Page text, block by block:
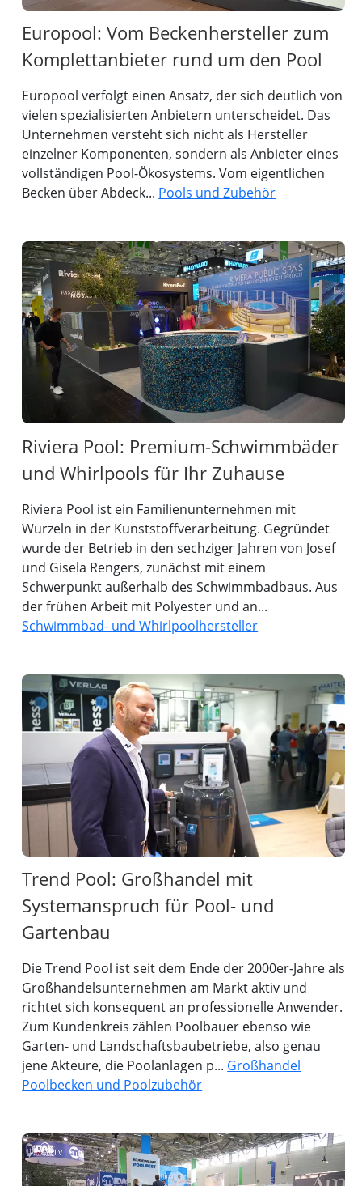
Europool: Vom Beckenhersteller zum
Komplettanbieter rund um den Pool
Europool verfolgt einen Ansatz, der sich deutlich von
vielen spezialisierten Anbietern unterscheidet. Das
Unternehmen versteht sich nicht als Hersteller
einzelner Komponenten, sondern als Anbieter eines
vollständigen Pool-Ökosystems. Vom eigentlichen
Becken über Abdeck... Pools und Zubehör
Riviera Pool: Premium-Schwimmbäder
und Whirlpools für Ihr Zuhause
Riviera Pool ist ein Familienunternehmen mit
Wurzeln in der Kunststoffverarbeitung. Gegründet
wurde der Betrieb in den sechziger Jahren von Josef
und Gisela Rengers, zunächst mit einem
Schwerpunkt außerhalb des Schwimmbadbaus. Aus
der frühen Arbeit mit Polyester und an...
Schwimmbad- und Whirlpoolhersteller
Trend Pool: Großhandel mit
Systemanspruch für Pool- und
Gartenbau
Die Trend Pool ist seit dem Ende der 2000er-Jahre als
Großhandelsunternehmen am Markt aktiv und
richtet sich konsequent an professionelle Anwender.
Zum Kundenkreis zählen Poolbauer ebenso wie
Garten- und Landschaftsbaubetriebe, also genau
jene Akteure, die Poolanlagen p... Großhandel
Poolbecken und Poolzubehör